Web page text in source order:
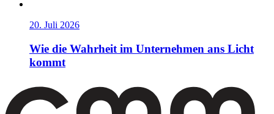
20. Juli 2026
Wie die Wahrheit im Unternehmen ans Licht
kommt